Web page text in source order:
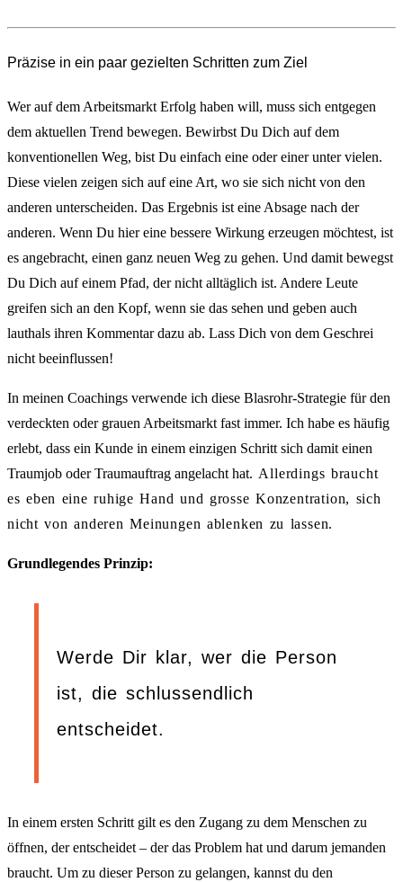
Präzise in ein paar gezielten Schritten zum Ziel
Wer auf dem Arbeitsmarkt Erfolg haben will, muss sich entgegen
dem aktuellen Trend bewegen. Bewirbst Du Dich auf dem
konventionellen Weg, bist Du einfach eine oder einer unter vielen.
Diese vielen zeigen sich auf eine Art, wo sie sich nicht von den
anderen unterscheiden. Das Ergebnis ist eine Absage nach der
anderen. Wenn Du hier eine bessere Wirkung erzeugen möchtest, ist
es angebracht, einen ganz neuen Weg zu gehen. Und damit bewegst
Du Dich auf einem Pfad, der nicht alltäglich ist. Andere Leute
greifen sich an den Kopf, wenn sie das sehen und geben auch
lauthals ihren Kommentar dazu ab. Lass Dich von dem Geschrei
nicht beeinflussen!
In meinen Coachings verwende ich diese Blasrohr-Strategie für den
verdeckten oder grauen Arbeitsmarkt fast immer. Ich habe es häufig
erlebt, dass ein Kunde in einem einzigen Schritt sich damit einen
Traumjob oder Traumauftrag angelacht hat. Allerdings braucht
es eben eine ruhige Hand und grosse Konzentration, sich
nicht von anderen Meinungen ablenken zu lassen.
Grundlegendes Prinzip:
Werde Dir klar, wer die Person
ist, die schlussendlich
entscheidet.
In einem ersten Schritt gilt es den Zugang zu dem Menschen zu
öffnen, der entscheidet – der das Problem hat und darum jemanden
braucht. Um zu dieser Person zu gelangen, kannst du den